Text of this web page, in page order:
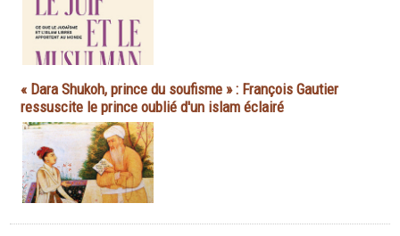
« Dara Shukoh, prince du soufisme » : François Gautier
ressuscite le prince oublié d'un islam éclairé